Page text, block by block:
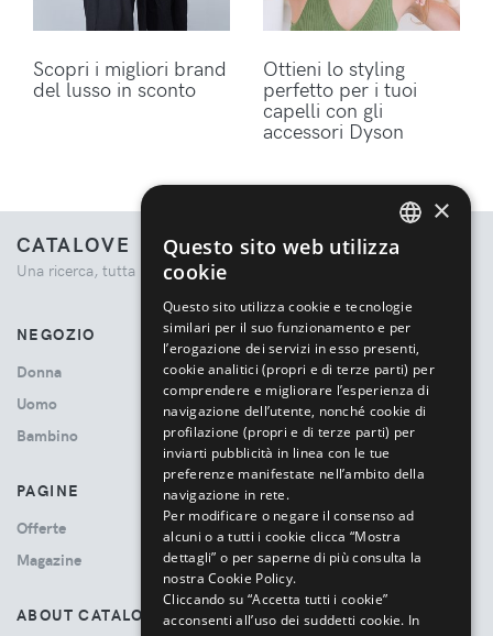
Scopri i migliori brand
del lusso in sconto
Ottieni lo styling
perfetto per i tuoi
capelli con gli
accessori Dyson
CATALOVE
Una ricerca, tutta la moda.
NEGOZIO
Donna
Uomo
Bambino
PAGINE
Offerte
Magazine
ABOUT CATALOVE
×
Questo sito web utilizza
cookie
Questo sito utilizza cookie e tecnologie
similari per il suo funzionamento e per
l’erogazione dei servizi in esso presenti,
cookie analitici (propri e di terze parti) per
comprendere e migliorare l’esperienza di
navigazione dell’utente, nonché cookie di
profilazione (propri e di terze parti) per
inviarti pubblicità in linea con le tue
preferenze manifestate nell’ambito della
navigazione in rete.
Per modificare o negare il consenso ad
alcuni o a tutti i cookie clicca “Mostra
dettagli” o per saperne di più consulta la
nostra Cookie Policy.
Cliccando su “Accetta tutti i cookie”
acconsenti all’uso dei suddetti cookie. In